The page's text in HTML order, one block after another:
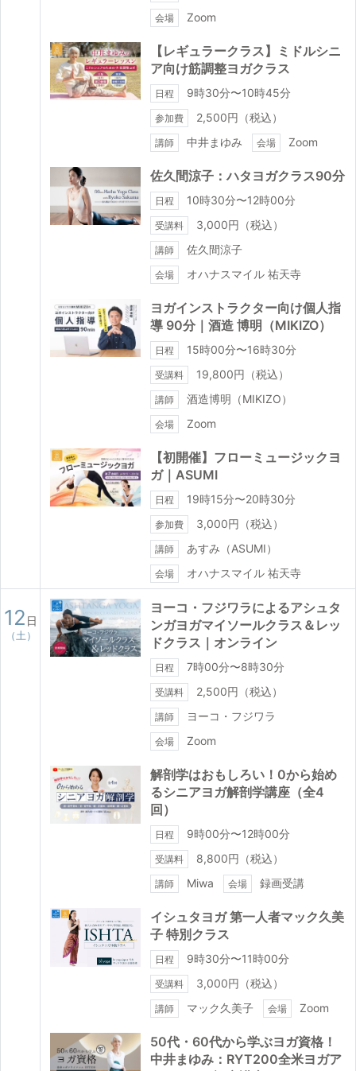
会場 Zoom
【レギュラークラス】ミドルシニ
ア向け筋調整ヨガクラス
日程 9時30分〜10時45分
参加費 2,500円（税込）
講師 中井まゆみ 会場 Zoom
佐久間涼子：ハタヨガクラス90分
日程 10時30分〜12時00分
受講料 3,000円（税込）
講師 佐久間涼子
会場 オハナスマイル 祐天寺
ヨガインストラクター向け個人指
導 90分｜酒造 博明（MIKIZO）
日程 15時00分〜16時30分
受講料 19,800円（税込）
講師 酒造博明（MIKIZO）
会場 Zoom
【初開催】フローミュージックヨ
ガ｜ASUMI
日程 19時15分〜20時30分
参加費 3,000円（税込）
講師 あすみ（ASUMI）
会場 オハナスマイル 祐天寺
12 日
（土）
ヨーコ・フジワラによるアシュタ
ンガヨガマイソールクラス＆レッ
ドクラス｜オンライン
日程 7時00分〜8時30分
受講料 2,500円（税込）
講師 ヨーコ・フジワラ
会場 Zoom
解剖学はおもしろい！0から始め
るシニアヨガ解剖学講座（全4
回）
日程 9時00分〜12時00分
受講料 8,800円（税込）
講師 Miwa 会場 録画受講
イシュタヨガ 第一人者マック久美
子 特別クラス
日程 9時30分〜11時00分
受講料 3,000円（税込）
講師 マック久美子 会場 Zoom
50代・60代から学ぶヨガ資格！
中井まゆみ：RYT200全米ヨガア